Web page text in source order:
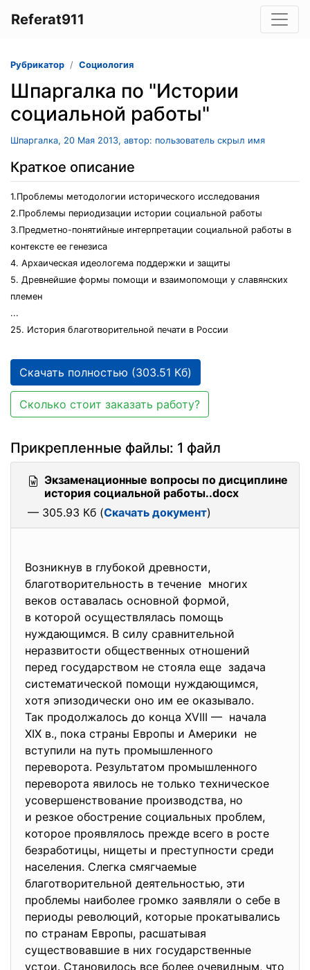
Referat911
Рубрикатор Социология
Шпаргалка по "Истории
социальной работы"
Шпаргалка, 20 Мая 2013, автор: пользователь скрыл имя
Краткое описание
1.Проблемы методологии исторического исследования
2.Проблемы периодизации истории социальной работы
3.Предметно-понятийные интерпретации социальной работы в
контексте ее генезиса
4. Архаическая идеологема поддержки и защиты
5. Древнейшие формы помощи и взаимопомощи у славянских
племен
...
25. История благотворительной печати в России
Скачать полностью (303.51 Кб)
Сколько стоит заказать работу?
Прикрепленные файлы: 1 файл
Экзаменационные вопросы по дисциплине
история социальной работы..docx
— 305.93 Кб (Скачать документ)
Возникнув в глубокой древности,
благотворительность в течение многих
веков оставалась основной формой,
в которой осуществлялась помощь
нуждающимся. В силу сравнительной
неразвитости общественных отношений
перед государством не стояла еще задача
систематической помощи нуждающимся,
хотя эпизодически оно им ее оказывало.
Так продолжалось до конца XVIII — начала
XIX в., пока страны Европы и Америки не
вступили на путь промышленного
переворота. Результатом промышленного
переворота явилось не только техническое
усовершенствование производства, но
и резкое обострение социальных проблем,
которое проявлялось прежде всего в росте
безработицы, нищеты и преступности среди
населения. Слегка смягчаемые
благотворительной деятельностью, эти
проблемы наиболее громко заявляли о себе в
периоды революций, которые прокатывались
по странам Европы, расшатывая
существовавшие в них государственные
устои. Становилось все более очевидным, что